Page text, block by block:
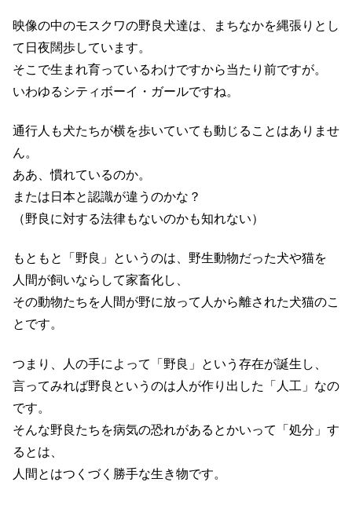
映像の中のモスクワの野良犬達は、まちなかを縄張りとし
て日夜闊歩しています。
そこで生まれ育っているわけですから当たり前ですが。
いわゆるシティボーイ・ガールですね。
通行人も犬たちが横を歩いていても動じることはありませ
ん。
ああ、慣れているのか。
または日本と認識が違うのかな？
（野良に対する法律もないのかも知れない）
もともと「野良」というのは、野生動物だった犬や猫を
人間が飼いならして家畜化し、
その動物たちを人間が野に放って人から離された犬猫のこ
とです。
つまり、人の手によって「野良」という存在が誕生し、
言ってみれば野良というのは人が作り出した「人工」なの
です。
そんな野良たちを病気の恐れがあるとかいって「処分」す
るとは、
人間とはつくづく勝手な生き物です。